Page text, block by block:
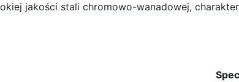
jakości stali chromowo-wanadowej,